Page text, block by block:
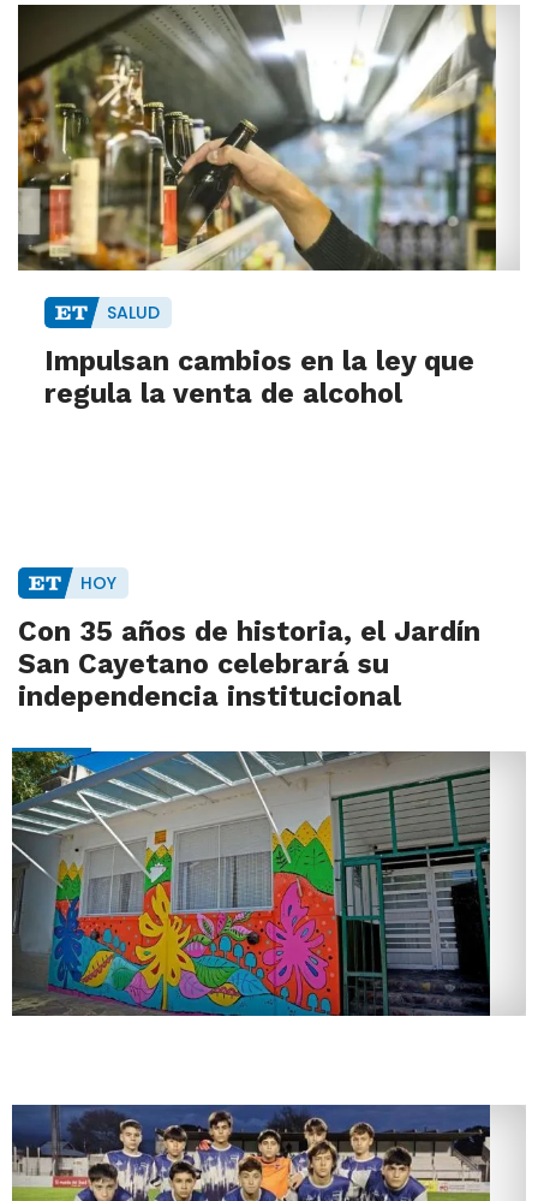
SALUD
Impulsan cambios en la ley que
regula la venta de alcohol
HOY
Con 35 años de historia, el Jardín
San Cayetano celebrará su
independencia institucional